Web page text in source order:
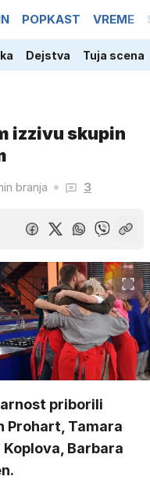
POPKAST VREME
Dejstva Tuja scena
izzivu skupin
branja 3
priborili
Prohart, Tamara
Barbara